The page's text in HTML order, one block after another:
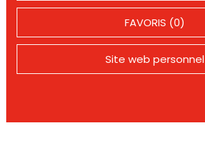
FAVORIS (0)
Site web personnel